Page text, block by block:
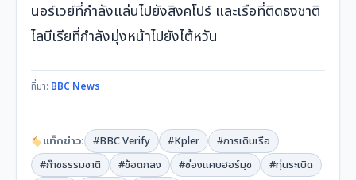
นอร์เวย์ที่กำลังแล่นไปยังสิงคโปร์ และเรือที่ติดธงชาติ
ไลบีเรียที่กำลังมุ่งหน้าไปยังไต้หวัน
ที่มา: BBC News
แท็กข่าว: #BBC Verify #Kpler
#การเดินเรือ
#ก๊าซธรรมชาติ
#ข้อตกลง #ช่องแคบฮอร์มุซ
#ทุ่นระเบิด